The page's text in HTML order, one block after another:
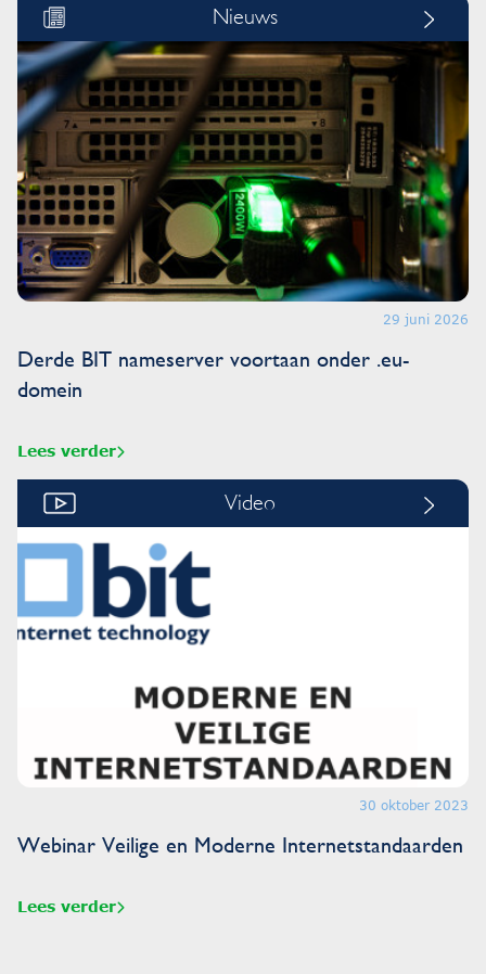
Nieuws
29 juni 2026
Derde BIT nameserver voortaan onder .eu-
domein
Lees verder
Video
30 oktober 2023
Webinar Veilige en Moderne Internetstandaarden
Lees verder